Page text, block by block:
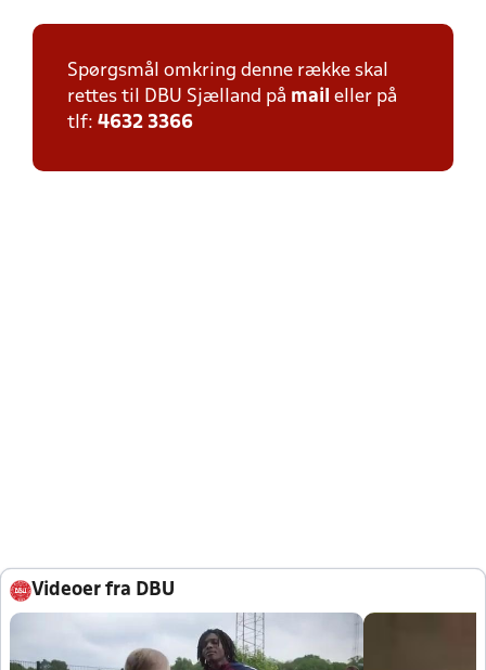
Spørgsmål omkring denne række skal
rettes til DBU Sjælland på mail eller på
tlf: 4632 3366
Videoer fra DBU